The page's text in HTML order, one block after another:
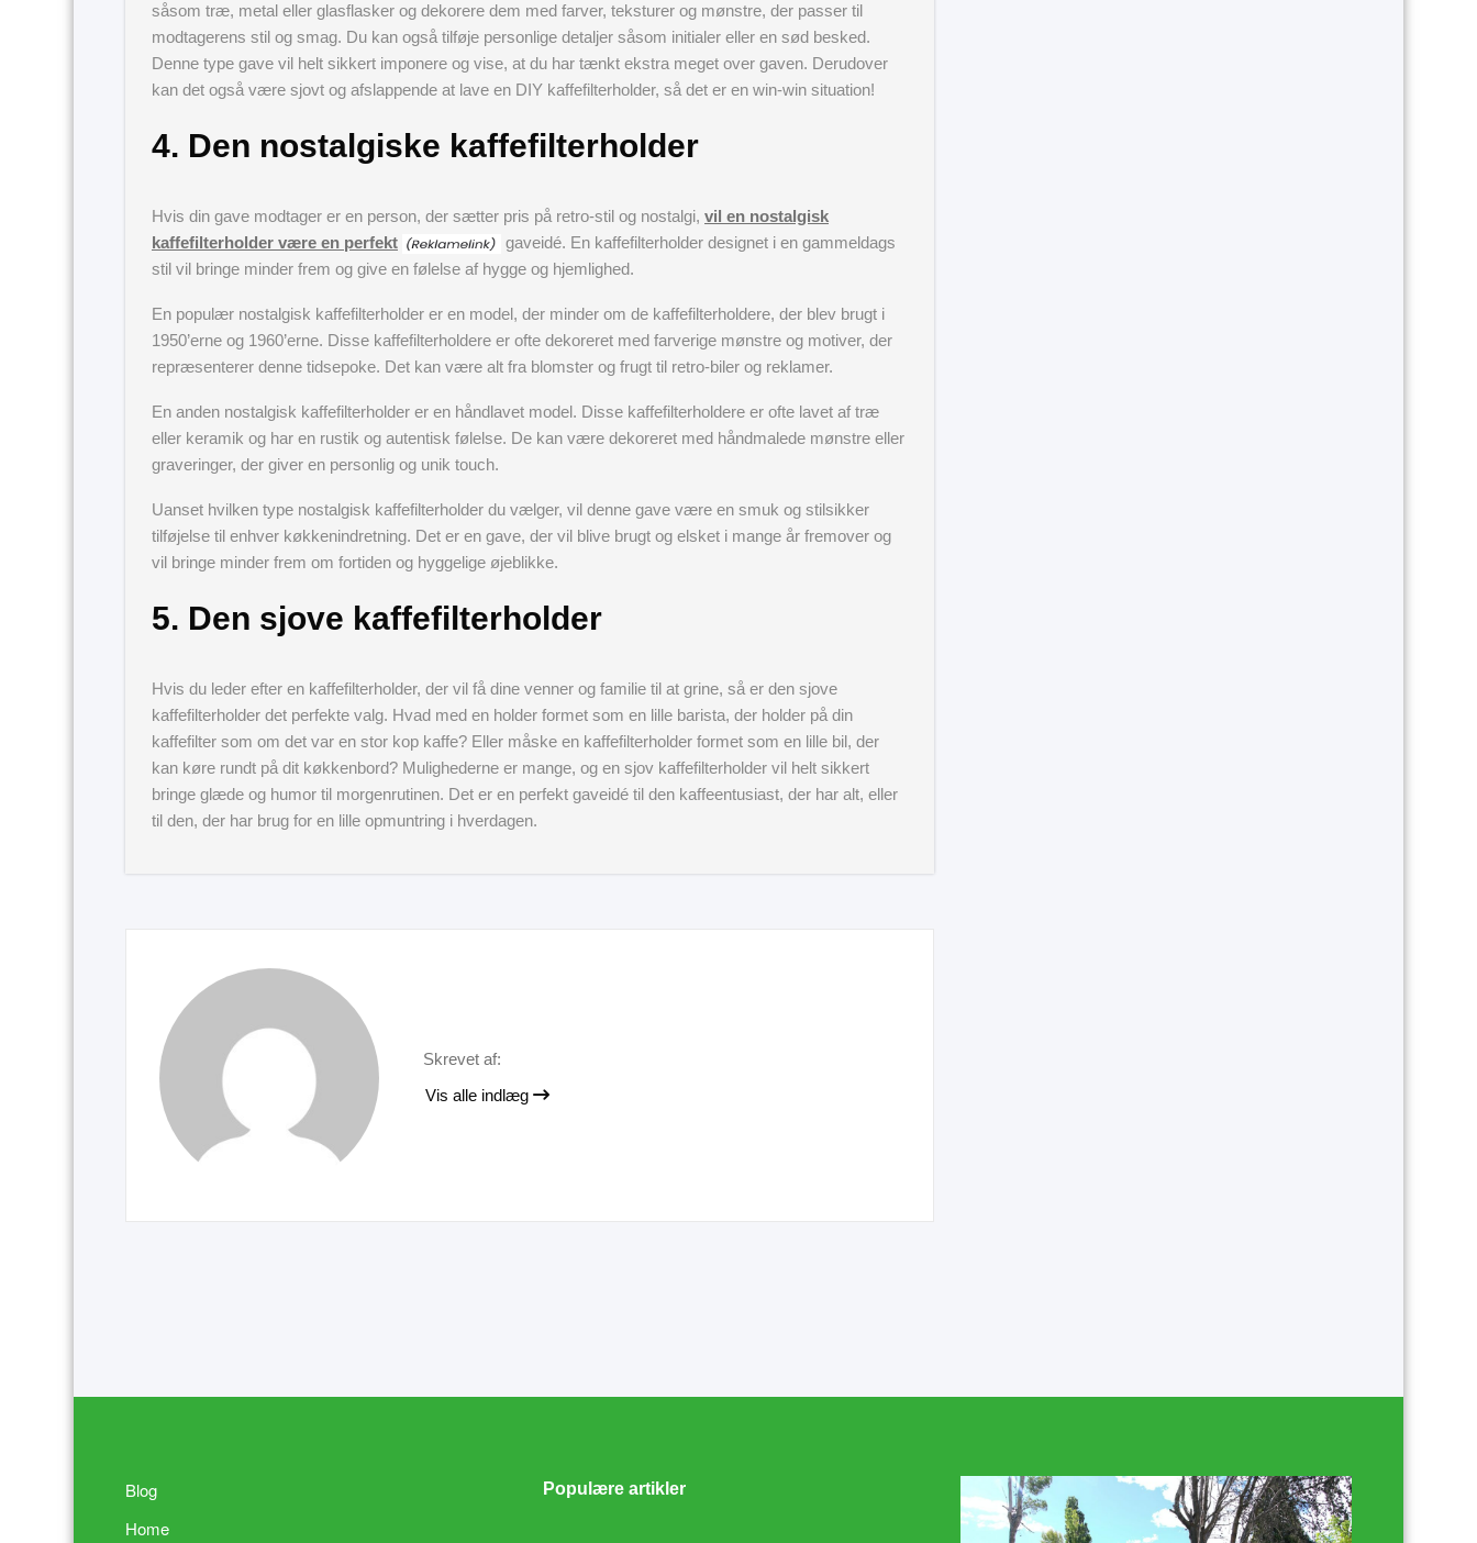
såsom træ, metal eller glasflasker og dekorere dem med farver, teksturer og mønstre, der passer til
modtagerens stil og smag. Du kan også tilføje personlige detaljer såsom initialer eller en sød besked.
Denne type gave vil helt sikkert imponere og vise, at du har tænkt ekstra meget over gaven. Derudover
kan det også være sjovt og afslappende at lave en DIY kaffefilterholder, så det er en win-win situation!
4. Den nostalgiske kaffefilterholder
Hvis din gave modtager er en person, der sætter pris på retro-stil og nostalgi, vil en nostalgisk
kaffefilterholder være en perfekt
gaveidé. En kaffefilterholder designet i en gammeldags
stil vil bringe minder frem og give en følelse af hygge og hjemlighed.
En populær nostalgisk kaffefilterholder er en model, der minder om de kaffefilterholdere, der blev brugt i
1950’erne og 1960’erne. Disse kaffefilterholdere er ofte dekoreret med farverige mønstre og motiver, der
repræsenterer denne tidsepoke. Det kan være alt fra blomster og frugt til retro-biler og reklamer.
En anden nostalgisk kaffefilterholder er en håndlavet model. Disse kaffefilterholdere er ofte lavet af træ
eller keramik og har en rustik og autentisk følelse. De kan være dekoreret med håndmalede mønstre eller
graveringer, der giver en personlig og unik touch.
Uanset hvilken type nostalgisk kaffefilterholder du vælger, vil denne gave være en smuk og stilsikker
tilføjelse til enhver køkkenindretning. Det er en gave, der vil blive brugt og elsket i mange år fremover og
vil bringe minder frem om fortiden og hyggelige øjeblikke.
5. Den sjove kaffefilterholder
Hvis du leder efter en kaffefilterholder, der vil få dine venner og familie til at grine, så er den sjove
kaffefilterholder det perfekte valg. Hvad med en holder formet som en lille barista, der holder på din
kaffefilter som om det var en stor kop kaffe? Eller måske en kaffefilterholder formet som en lille bil, der
kan køre rundt på dit køkkenbord? Mulighederne er mange, og en sjov kaffefilterholder vil helt sikkert
bringe glæde og humor til morgenrutinen. Det er en perfekt gaveidé til den kaffeentusiast, der har alt, eller
til den, der har brug for en lille opmuntring i hverdagen.
Skrevet af:
Vis alle indlæg
Blog
Home
Populære artikler